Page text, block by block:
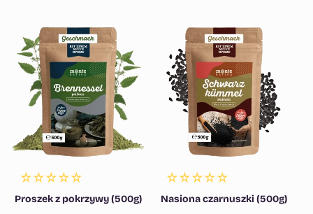
Proszek z pokrzywy (500g) Nasiona czarnuszki (500g)